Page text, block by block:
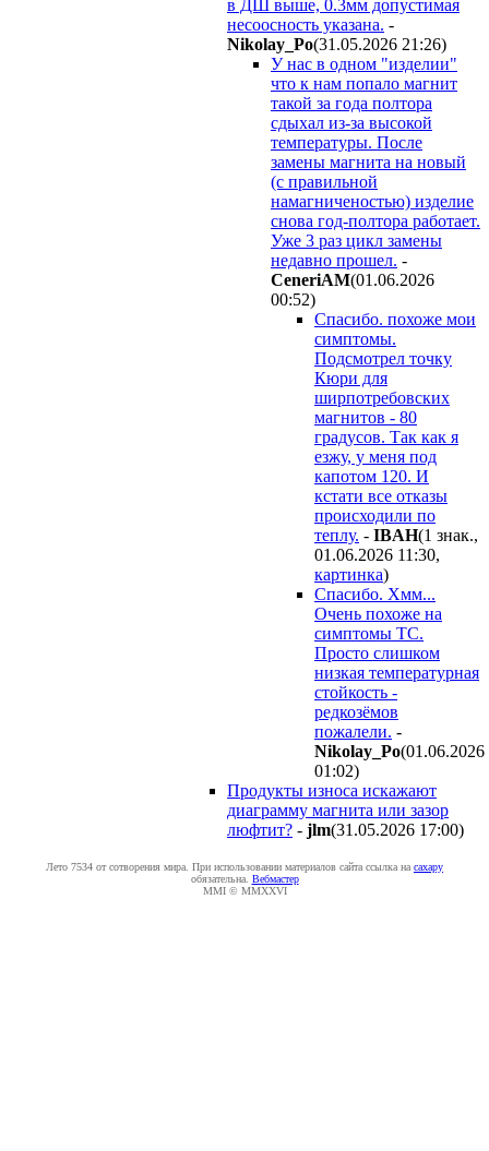
в ДШ выше, 0.3мм допустимая
несоосность указана. -
Nikolay_Po(31.05.2026 21:26)
У нас в одном "изделии"
что к нам попало магнит
такой за года полтора
сдыхал из-за высокой
температуры. После
замены магнита на новый
(с правильной
намагниченостью) изделие
снова год-полтора работает.
Уже 3 раз цикл замены
недавно прошел. -
CeneriAM(01.06.2026
00:52)
Спасибо. похоже мои
симптомы.
Подсмотрел точку
Кюри для
ширпотребовских
магнитов - 80
градусов. Так как я
езжу, у меня под
капотом 120. И
кстати все отказы
происходили по
теплу. - IBAH(1 знак.,
01.06.2026 11:30,
картинка)
Спасибо. Хмм...
Очень похоже на
симптомы ТС.
Просто слишком
низкая температурная
стойкость -
редкозёмов
пожалели. -
Nikolay_Po(01.06.2026
01:02)
Продукты износа искажают
диаграмму магнита или зазор
люфтит? - jlm(31.05.2026 17:00)
Лето 7534 от сотворения мира. При использовании материалов сайта ссылка на caxapу
обязательна. Вебмастер
MMI © MMXXVI